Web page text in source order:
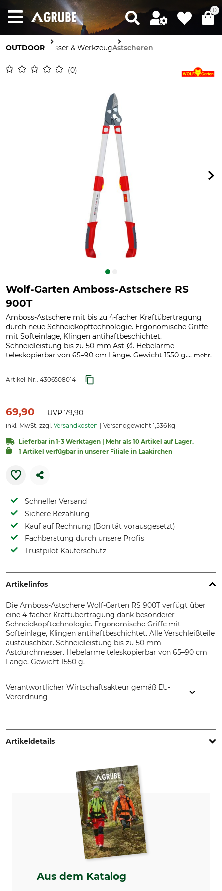
0
OUTDOOR Messer & WerkzeugAstscheren
0
Wolf-Garten Amboss-Astschere RS
900T
Amboss-Astschere mit bis zu 4-facher Kraftübertragung
durch neue Schneidkopftechnologie. Ergonomische Griffe
mit Softeinlage, Klingen antihaftbeschichtet.
Schneidleistung bis zu 50 mm Ast-Ø. Hebelarme
teleskopierbar von 65–90 cm Länge. Gewicht 1550 g.... mehr.
Artikel-Nr.: 4306508014
69,90 UVP79,90
inkl. MwSt. zzgl. Versandkosten Versandgewicht 1,536 kg
Lieferbar in 1-3 Werktagen | Mehr als 10 Artikel auf Lager.
1 Artikel verfügbar in unserer Filiale in Laakirchen
Schneller Versand
Sichere Bezahlung
Kauf auf Rechnung (Bonität vorausgesetzt)
Fachberatung durch unsere Profis
Trustpilot Käuferschutz
Artikelinfos
Die Amboss-Astschere Wolf-Garten RS 900T verfügt über
eine 4-facher Kraftübertragung dank besonderer
Schneidkopftechnologie. Ergonomische Griffe mit
Softeinlage, Klingen antihaftbeschichtet. Alle Verschleißteile
austauschbar. Schneidleistung bis zu 50 mm
Astdurchmesser. Hebelarme teleskopierbar von 65–90 cm
Länge. Gewicht 1550 g.
Verantwortlicher Wirtschaftsakteur gemäß EU-
Verordnung
Saarbrücken, Germany, www.wolf-garten.com
Artikeldetails
Schnittprinzip
Amboss
Art
Zweihandschere
Produkttyp
Amboss-Astschere
Herstellung
Aus dem Katalog